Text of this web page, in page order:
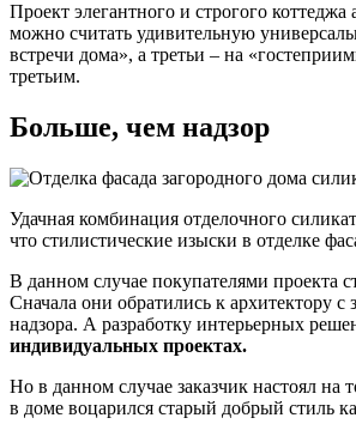
Проект элегантного и строгого
можно считать удивительную
встречи дома», а третьи – на
третьим.
Больше, чем надзор
Удачная комбинация отделочного
что стилистические изыски в отделке
В данном случае покупателями проекта
Сначала они обратились к архитектору
надзора. А разработку интерьерных
индивидуальных проектах.
Но в данном случае заказчик настоял на
в доме воцарился старый добрый стиль